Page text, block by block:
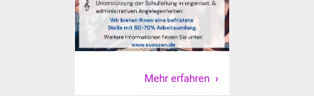
Gewerbe - Selbsteintrag
Mehr erfahren